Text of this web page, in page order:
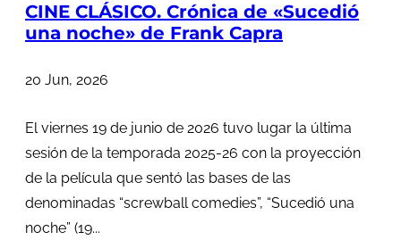
CINE CLÁSICO. Crónica de «Sucedió
una noche» de Frank Capra
20 Jun, 2026
El viernes 19 de junio de 2026 tuvo lugar la última
sesión de la temporada 2025-26 con la proyección
de la película que sentó las bases de las
denominadas “screwball comedies”, “Sucedió una
noche” (19...